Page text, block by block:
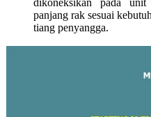
panjang rak sesuai
tiang penyangga.